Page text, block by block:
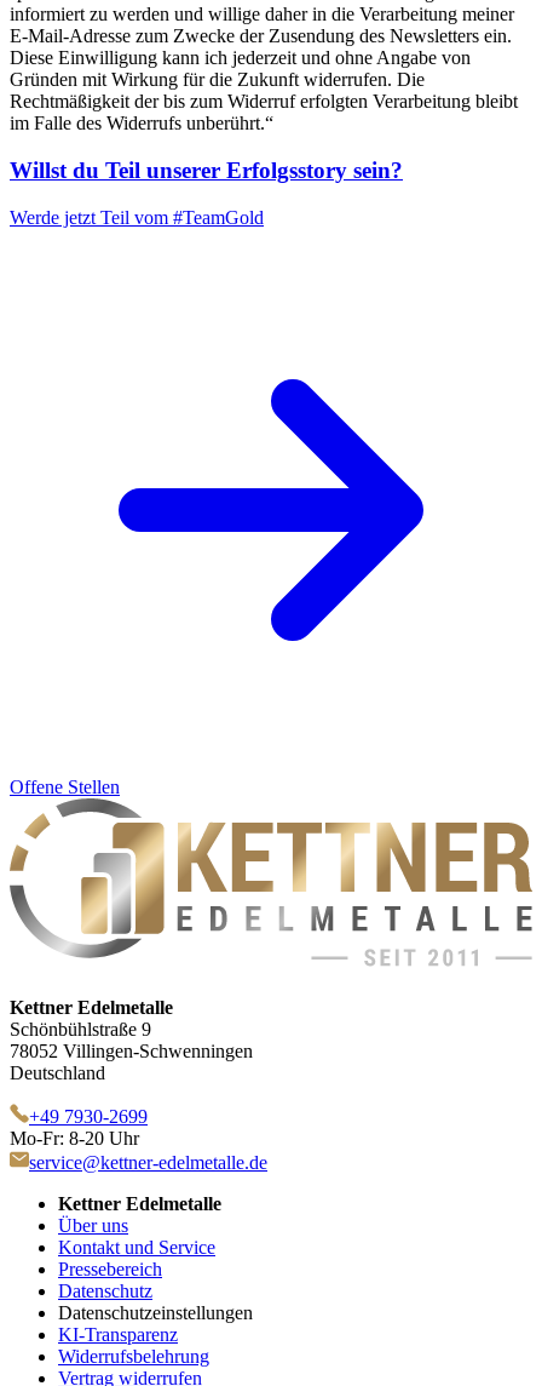
informiert zu werden und willige daher in die Verarbeitung meiner
E-Mail-Adresse zum Zwecke der Zusendung des Newsletters ein.
Diese Einwilligung kann ich jederzeit und ohne Angabe von
Gründen mit Wirkung für die Zukunft widerrufen. Die
Rechtmäßigkeit der bis zum Widerruf erfolgten Verarbeitung bleibt
im Falle des Widerrufs unberührt.“
Willst du Teil unserer Erfolgsstory sein?
Werde jetzt Teil vom #TeamGold
Offene Stellen
Kettner Edelmetalle
Schönbühlstraße 9
78052 Villingen-Schwenningen
Deutschland
+49 7930-2699
Mo-Fr: 8-20 Uhr
service@kettner-edelmetalle.de
Kettner Edelmetalle
Über uns
Kontakt und Service
Pressebereich
Datenschutz
Datenschutzeinstellungen
KI-Transparenz
Widerrufsbelehrung
Vertrag widerrufen